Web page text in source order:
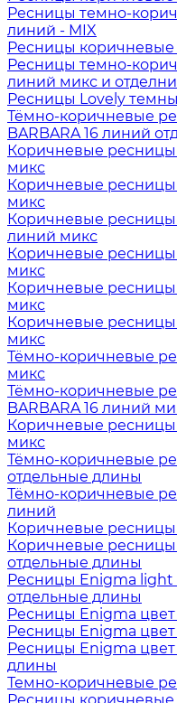
Ресницы темно-
линий - MIX
Ресницы коричневые
Ресницы темно-
линий микс и
Ресницы Lovely
Тёмно-коричневые
BARBARA 16 линий
Коричневые ресницы
микс
Коричневые ресницы
микс
Коричневые ресницы
линий микс
Коричневые ресницы
микс
Коричневые ресницы
микс
Коричневые ресницы
микс
Тёмно-коричневые
микс
Тёмно-коричневые
BARBARA 16 линий
Коричневые ресницы
микс
Тёмно-коричневые
отдельные длины
Тёмно-коричневые
линий
Коричневые ресницы
Коричневые ресницы
отдельные длины
Ресницы Enigma light
отдельные длины
Ресницы Enigma
Ресницы Enigma
Ресницы Enigma
длины
Темно-коричневые